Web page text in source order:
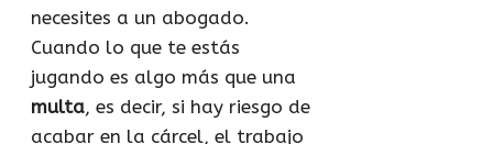
necesites a un abogado.
Cuando lo que te estás
jugando es algo más que una
multa, es decir, si hay riesgo de
acabar en la cárcel, el trabajo